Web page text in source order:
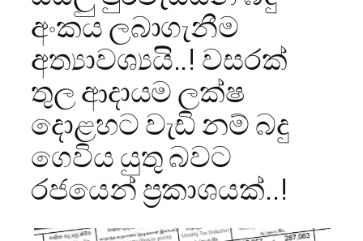
අංකය ලබාගැනීම
අත්‍යාවශ්‍යයි..! වසරක්
තුල ආදායම ලක්ෂ
දොළහට වැඩි නම් බදු
ගෙවිය යුතු බවට
රජයෙන් ප්‍රකාශයක්..!